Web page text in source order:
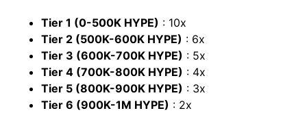
Tier 1 (0-500K HYPE) : 10x
Tier 2 (500K-600K HYPE) : 6x
Tier 3 (600K-700K HYPE) : 5x
Tier 4 (700K-800K HYPE) : 4x
Tier 5 (800K-900K HYPE) : 3x
Tier 6 (900K-1M HYPE) : 2x